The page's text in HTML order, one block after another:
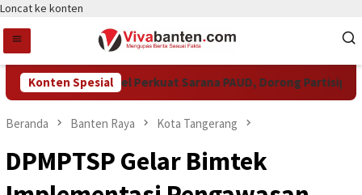
Loncat ke konten
Konten Spesial
Pemkot Tangsel Perkuat Sarana PAUD, Dorong Partisipasi
Beranda Banten Raya Kota Tangerang
DPMPTSP Gelar Bimtek